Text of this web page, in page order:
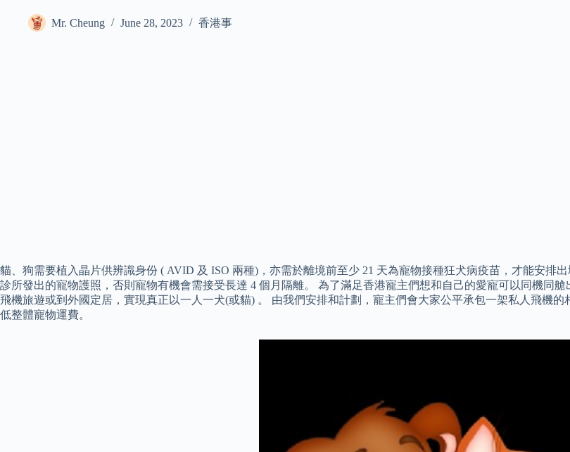
Mr. Cheung June 28, 2023 香港事
貓、狗需要植入晶片供辨識身份 ( AVID 及 ISO 兩種)，亦需於離境前至少 21 天為寵物接種狂犬病疫苗，才能安排
診所發出的寵物護照，否則寵物有機會需接受長達 4 個月隔離。 為了滿足香港寵主們想和自己的愛寵可以同機同
飛機旅遊或到外國定居，實現真正以一人一犬(或貓) 。 由我們安排和計劃，寵主們會大家公平承包一架私人飛機
低整體寵物運費。